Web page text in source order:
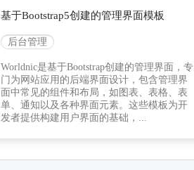
基于Bootstrap5创建的管理界面模板
后台管理
Worldnic是基于Bootstrap创建的管理界面，专
门为网站应用的后端界面设计，包含管理界
面中常见的组件和布局，如图表、表格、表
单、通知以及各种界面元素。这些模板为开
发者提供构建用户界面的基础，...